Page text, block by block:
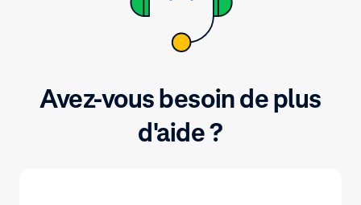
Avez-vous besoin de plus
d'aide ?